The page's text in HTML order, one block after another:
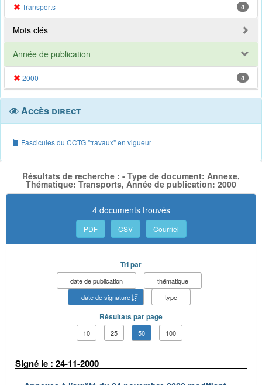
Transports 4
Mots clés
Année de publication
2000 4
Accès direct
Fascicules du CCTG "travaux" en vigueur
Résultats de recherche : - Type de document: Annexe,
Thématique: Transports, Année de publication: 2000
4 documents trouvés
PDF CSV Courriel
Tri par
date de publication
thématique
date de signature
type
Résultats par page
10 25 50 100
Signé le : 24-11-2000